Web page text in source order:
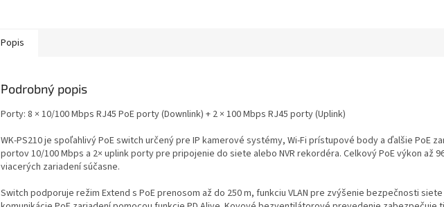
Popis
Podrobný popis
Porty: 8 × 10/100 Mbps RJ45 PoE porty (Downlink)​ + 2 × 100 Mbps RJ45 porty (Uplink)​
WK-PS210 je spoľahlivý PoE switch určený pre IP kamerové systémy, Wi-Fi prístupové body a ďalšie PoE
portov 10/100 Mbps a 2× uplink porty pre pripojenie do siete alebo NVR rekordéra. Celkový PoE výkon až
viacerých zariadení súčasne.
Switch podporuje režim Extend s PoE prenosom až do 250 m, funkciu VLAN pre zvýšenie bezpečnosti